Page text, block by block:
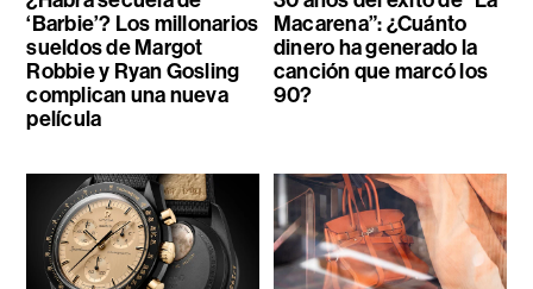
‘Barbie’? Los millonarios
sueldos de Margot
Robbie y Ryan Gosling
complican una nueva
película
Macarena”: ¿Cuánto
dinero ha generado la
canción que marcó los
90?